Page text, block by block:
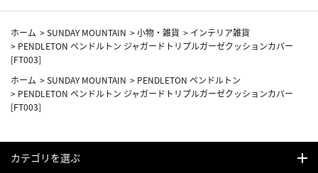
ホーム >SUNDAY MOUNTAIN >小物・雑貨 > インテリア雑貨
> PENDLETON ペンドルトン ジャガードトリプルガーゼクッションカバー
[FT003]
ホーム >SUNDAY MOUNTAIN > PENDLETON ペンドルトン
> PENDLETON ペンドルトン ジャガードトリプルガーゼクッションカバー
[FT003]
カテゴリを選ぶ